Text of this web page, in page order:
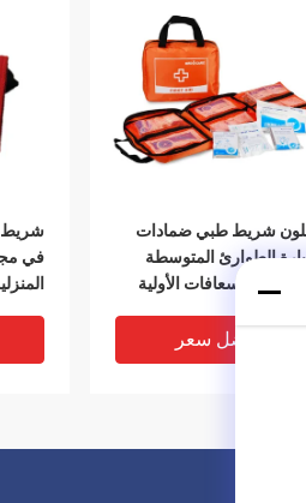
شريط
في
شريط طبي ضمادات
الطوارئ المتوسطة
الإسعافات الأولية
افضل سعر